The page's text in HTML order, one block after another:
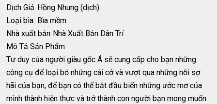
Dịch Giả Hồng Nhung (dịch)
Loại bìa Bìa mềm
Nhà xuất bản Nhà Xuất Bản Dân Trí
Mô Tả Sản Phẩm
Tư duy của người giàu gốc Á sẽ cung cấp cho bạn những
công cụ để loại bỏ những cái cớ và vượt qua những nỗi sợ
hãi của bạn, để bạn có thể bắt đầu biến những ước mơ của
mình thành hiện thực và trở thành con người bạn mong muốn.